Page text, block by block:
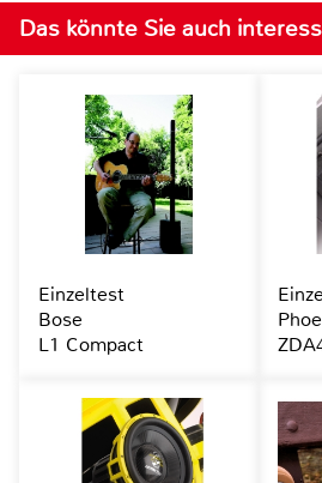
Das könnte Sie auch
Einzeltest
Bose
L1 Compact